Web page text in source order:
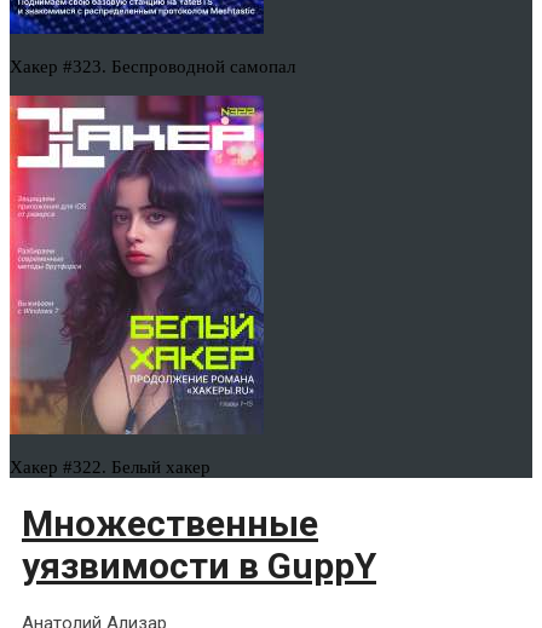
Хакер #323. Беспроводной самопал
Хакер #322. Белый хакер
Множественные
уязвимости в GuppY
Анатолий Ализар